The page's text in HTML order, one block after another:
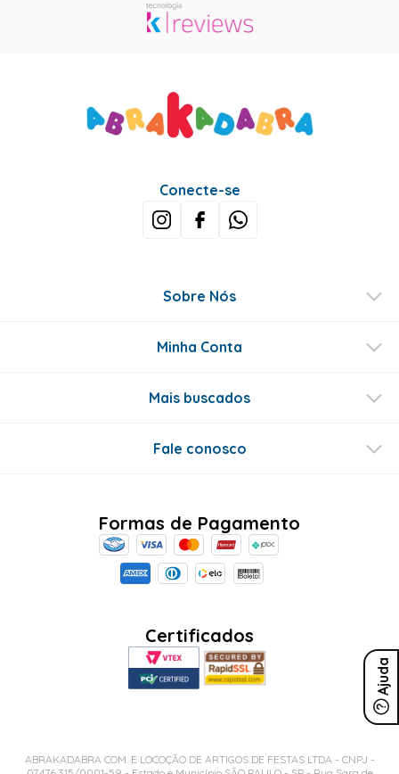
Ajuda
Conecte-se
Sobre Nós
Minha Conta
Mais buscados
Fale conosco
Formas de Pagamento
Certificados
ABRAKADABRA COM. E LOCOÇÃO DE ARTIGOS DE FESTAS LTDA - CNPJ -